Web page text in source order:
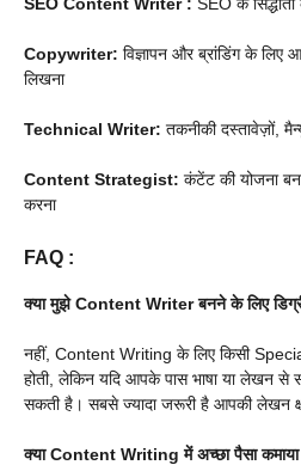
SEO Content Writer : SEO के
Copywriter: विज्ञापन और ब्रांडिंग के
लिखना
Technical Writer: तकनीकी दस्तावेज़ों,
Content Strategist: कंटेंट की योजना
करना
FAQ :
क्या मुझे Content Writer बनने के लिए
नहीं, Content Writing के लिए किसी
होती, लेकिन यदि आपके पास भाषा या लेखन से
सकती है। सबसे ज्यादा जरूरी है आपकी लेखन
क्या Content Writing में अच्छा पैसा